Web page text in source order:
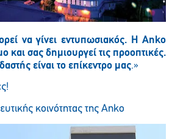
να γίνει εντυπωσιακός. Η Anko
και σας δημιουργεί τις προοπτικές.
είναι το επίκεντρο μας.»
κοινότητας της Anko